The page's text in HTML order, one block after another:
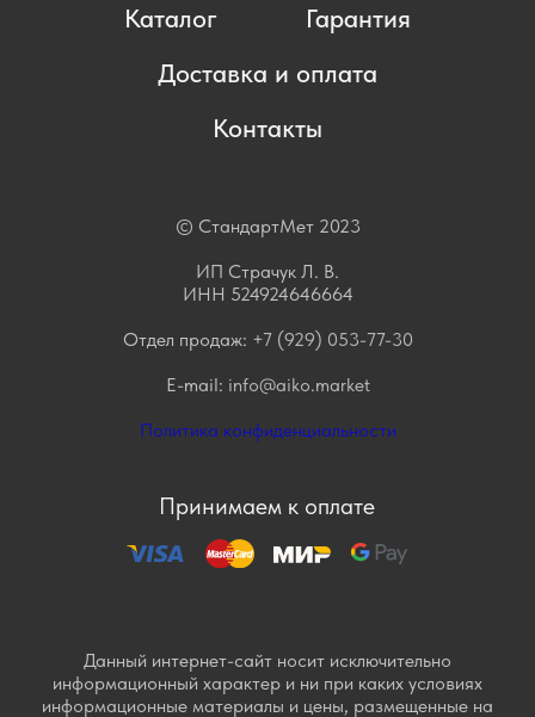
Каталог
Гарантия
Доставка и оплата
Контакты
© СтандартМет 2023
ИП Страчук Л. В.
ИНН 524924646664
Отдел продаж: +7 (929) 053-77-30
E-mail: info@aiko.market
Политика конфиденциальности
Принимаем к оплате
Данный интернет-сайт носит исключительно
информационный характер и ни при каких условиях
информационные материалы и цены, размещенные на